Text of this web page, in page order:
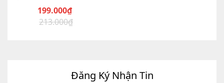
213.000₫
Giá
199.000₫
Giá
Đăng Ký Nhận Tin